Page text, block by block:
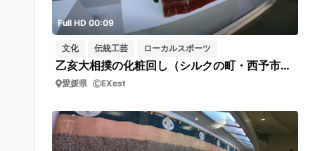
Full HD 00:09
文化 伝統工芸 ローカルスポーツ
乙亥大相撲の化粧回し（シルクの町・西予市野村シルク博物館 ）展示室の左を見る
愛媛県 EXest